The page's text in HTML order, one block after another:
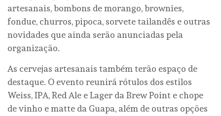
artesanais, bombons de morango, brownies,
fondue, churros, pipoca, sorvete tailandês e outras
novidades que ainda serão anunciadas pela
organização.
As cervejas artesanais também terão espaço de
destaque. O evento reunirá rótulos dos estilos
Weiss, IPA, Red Ale e Lager da Brew Point e chope
de vinho e matte da Guapa, além de outras opções